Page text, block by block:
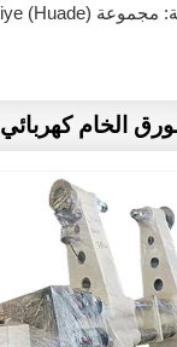
الخام كهربائي